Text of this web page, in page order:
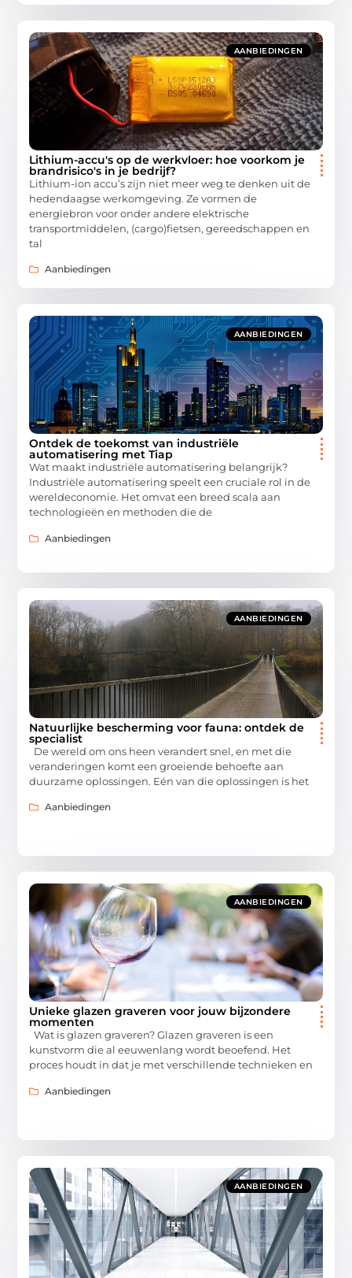
AANBIEDINGEN
Lithium-accu's op de werkvloer: hoe voorkom je
brandrisico's in je bedrijf?
Lithium-ion accu’s zijn niet meer weg te denken uit de
hedendaagse werkomgeving. Ze vormen de
energiebron voor onder andere elektrische
transportmiddelen, (cargo)fietsen, gereedschappen en
tal
Aanbiedingen
AANBIEDINGEN
Ontdek de toekomst van industriële
automatisering met Tiap
Wat maakt industriële automatisering belangrijk?
Industriële automatisering speelt een cruciale rol in de
wereldeconomie. Het omvat een breed scala aan
technologieën en methoden die de
Aanbiedingen
AANBIEDINGEN
Natuurlijke bescherming voor fauna: ontdek de
specialist
De wereld om ons heen verandert snel, en met die
veranderingen komt een groeiende behoefte aan
duurzame oplossingen. Eén van die oplossingen is het
Aanbiedingen
AANBIEDINGEN
Unieke glazen graveren voor jouw bijzondere
momenten
Wat is glazen graveren? Glazen graveren is een
kunstvorm die al eeuwenlang wordt beoefend. Het
proces houdt in dat je met verschillende technieken en
Aanbiedingen
AANBIEDINGEN